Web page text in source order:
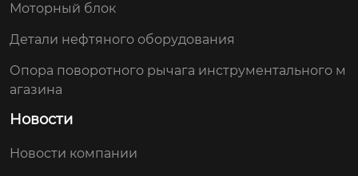
Моторный блок
Детали нефтяного оборудования
Опора поворотного рычага инструментального м
агазина
Новости
Новости компании